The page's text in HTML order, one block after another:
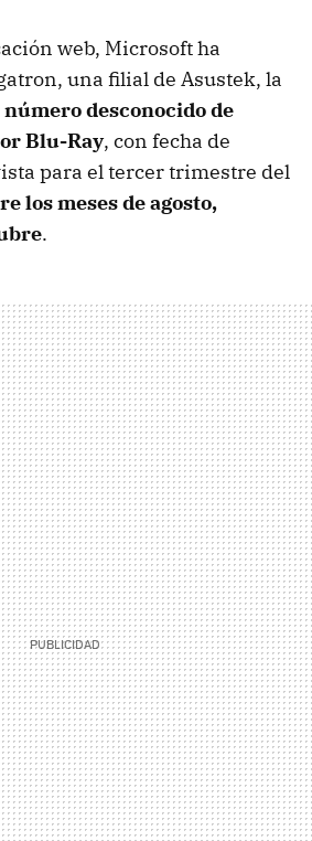
web, Microsoft ha
una filial de Asustek, la
número desconocido de
Blu-Ray, con fecha de
para el tercer trimestre del
los meses de agosto,
.